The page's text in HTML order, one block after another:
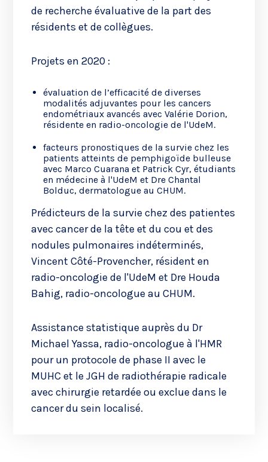
de recherche évaluative de la part des
résidents et de collègues.
Projets en 2020 :
évaluation de l’efficacité de diverses
modalités adjuvantes pour les cancers
endométriaux avancés avec Valérie Dorion,
résidente en radio-oncologie de l'UdeM.
facteurs pronostiques de la survie chez les
patients atteints de pemphigoïde bulleuse
avec Marco Cuarana et Patrick Cyr, étudiants
en médecine à l'UdeM et Dre Chantal
Bolduc, dermatologue au CHUM.
Prédicteurs de la survie chez des patientes
avec cancer de la tête et du cou et des
nodules pulmonaires indéterminés,
Vincent Côté-Provencher, résident en
radio-oncologie de l'UdeM et Dre Houda
Bahig, radio-oncologue au CHUM.
Assistance statistique auprès du Dr
Michael Yassa, radio-oncologue à l'HMR
pour un protocole de phase II avec le
MUHC et le JGH de radiothérapie radicale
avec chirurgie retardée ou exclue dans le
cancer du sein localisé.